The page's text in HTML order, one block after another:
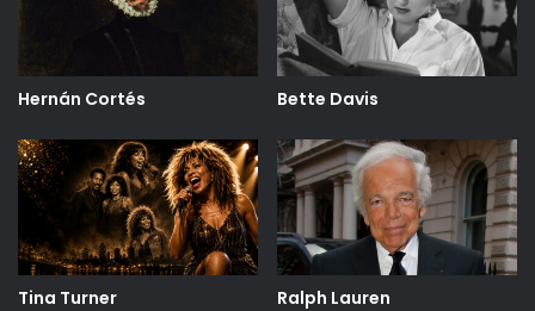
Hernán Cortés Bette Davis
Tina Turner Ralph Lauren